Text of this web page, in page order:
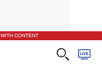
CONTENT